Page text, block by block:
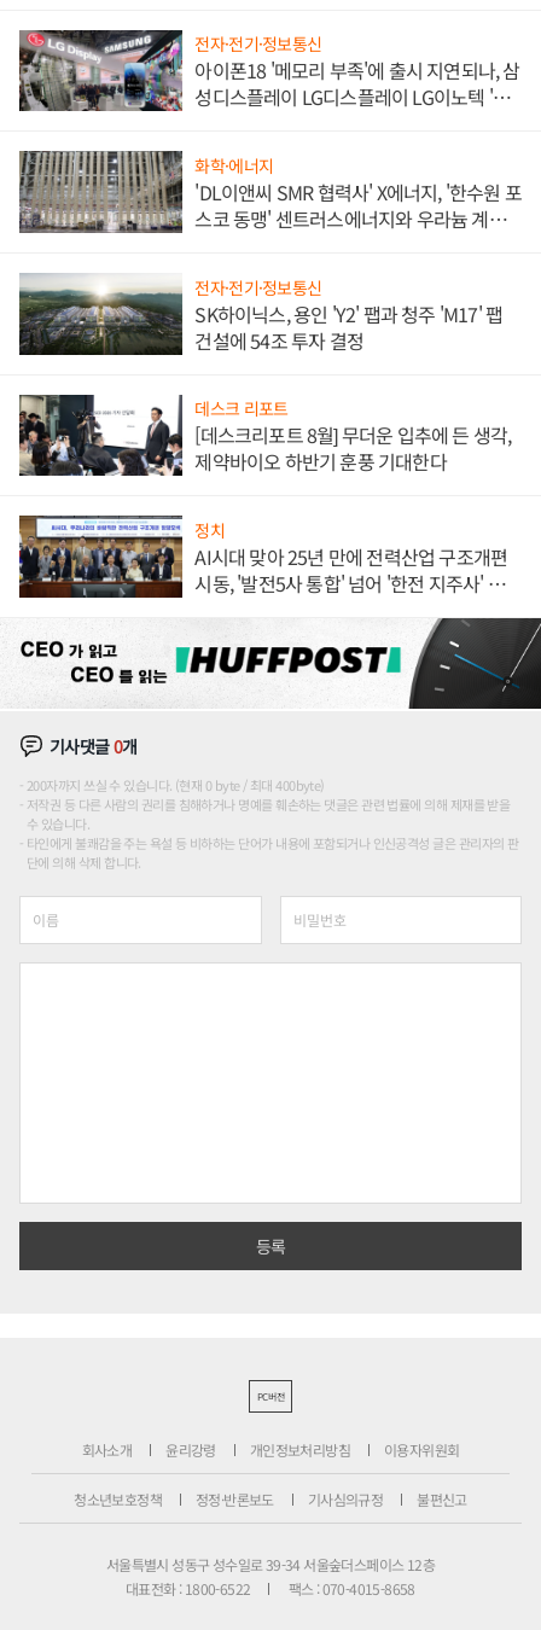
전자·전기·정보통신
아이폰18 '메모리 부족'에 출시 지연되나, 삼
성디스플레이 LG디스플레이 LG이노텍 '탈
화학·에너지
'DL이앤씨 SMR 협력사' X에너지, '한수원 포
스코 동맹' 센트러스에너지와 우라늄 계약
전자·전기·정보통신
SK하이닉스, 용인 'Y2' 팹과 청주 'M17' 팹
건설에 54조 투자 결정
데스크 리포트
[데스크리포트 8월] 무더운 입추에 든 생각,
제약바이오 하반기 훈풍 기대한다
정치
AI시대 맞아 25년 만에 전력산업 구조개편
시동, '발전5사 통합' 넘어 '한전 지주사' 재편
기사댓글0개
200자까지 쓰실 수 있습니다. (현재 0 byte / 최대 400byte)
저작권 등 다른 사람의 권리를 침해하거나 명예를 훼손하는 댓글은 관련 법률에 의해 제재를 받을
수 있습니다.
타인에게 불쾌감을 주는 욕설 등 비하하는 단어가 내용에 포함되거나 인신공격성 글은 관리자의 판
단에 의해 삭제 합니다.
PC버전
회사소개 윤리강령 개인정보처리방침 이용자위원회
청소년보호정책 정정·반론보도 기사심의규정 불편신고
서울특별시 성동구 성수일로 39-34 서울숲더스페이스 12층
대표전화 : 1800-6522
팩스 : 070-4015-8658